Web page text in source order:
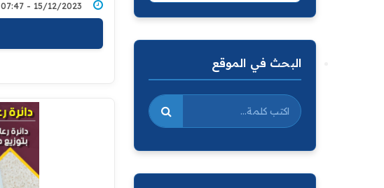
15/12/2023 - 07:47 صباحًا
البحث في الموقع